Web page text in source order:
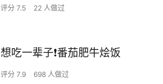
评分 7.5 22 人做过
想吃一辈子❗️番茄肥牛烩饭
评分 7.9 698 人做过